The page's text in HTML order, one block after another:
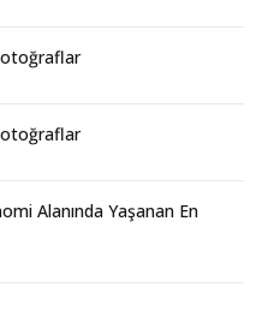
Alanında Yaşanan En